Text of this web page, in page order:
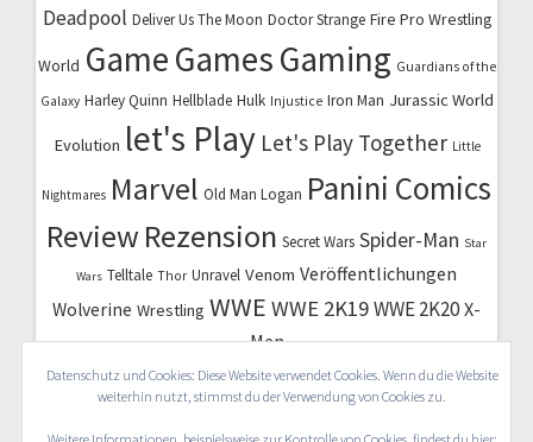
Deadpool Deliver Us The Moon Doctor Strange Fire Pro Wrestling
World GameGamesGaming Guardians of the
Galaxy Harley Quinn Hellblade Hulk Injustice Iron Man Jurassic World
Evolution let's Play Let's Play Together Little
Nightmares Marvel Old Man Logan Panini Comics
Review Rezension Secret Wars Spider-Man Star
Wars Telltale Thor Unravel Venom Veröffentlichungen
Wolverine Wrestling WWE WWE 2K19WWE 2K20 X-
Men
Datenschutz und Cookies: Diese Website verwendet Cookies. Wenn du die Website
weiterhin nutzt, stimmst du der Verwendung von Cookies zu.